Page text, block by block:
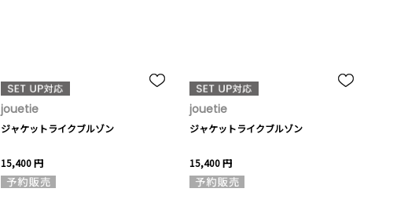
jouetie
ジャケットライクブルゾン
15,400 円
jouetie
ジャケットライクブルゾン
15,400 円